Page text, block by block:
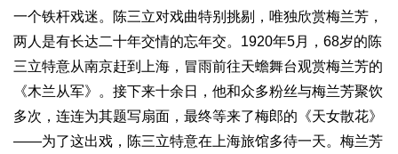
一个铁杆戏迷。陈三立对戏曲特别挑剔，唯独欣赏梅兰芳，
两人是有长达二十年交情的忘年交。1920年5月，68岁的陈
三立特意从南京赶到上海，冒雨前往天蟾舞台观赏梅兰芳的
《木兰从军》。接下来十余日，他和众多粉丝与梅兰芳聚饮
多次，连连为其题写扇面，最终等来了梅郎的《天女散花》
——为了这出戏，陈三立特意在上海旅馆多待一天。梅兰芳